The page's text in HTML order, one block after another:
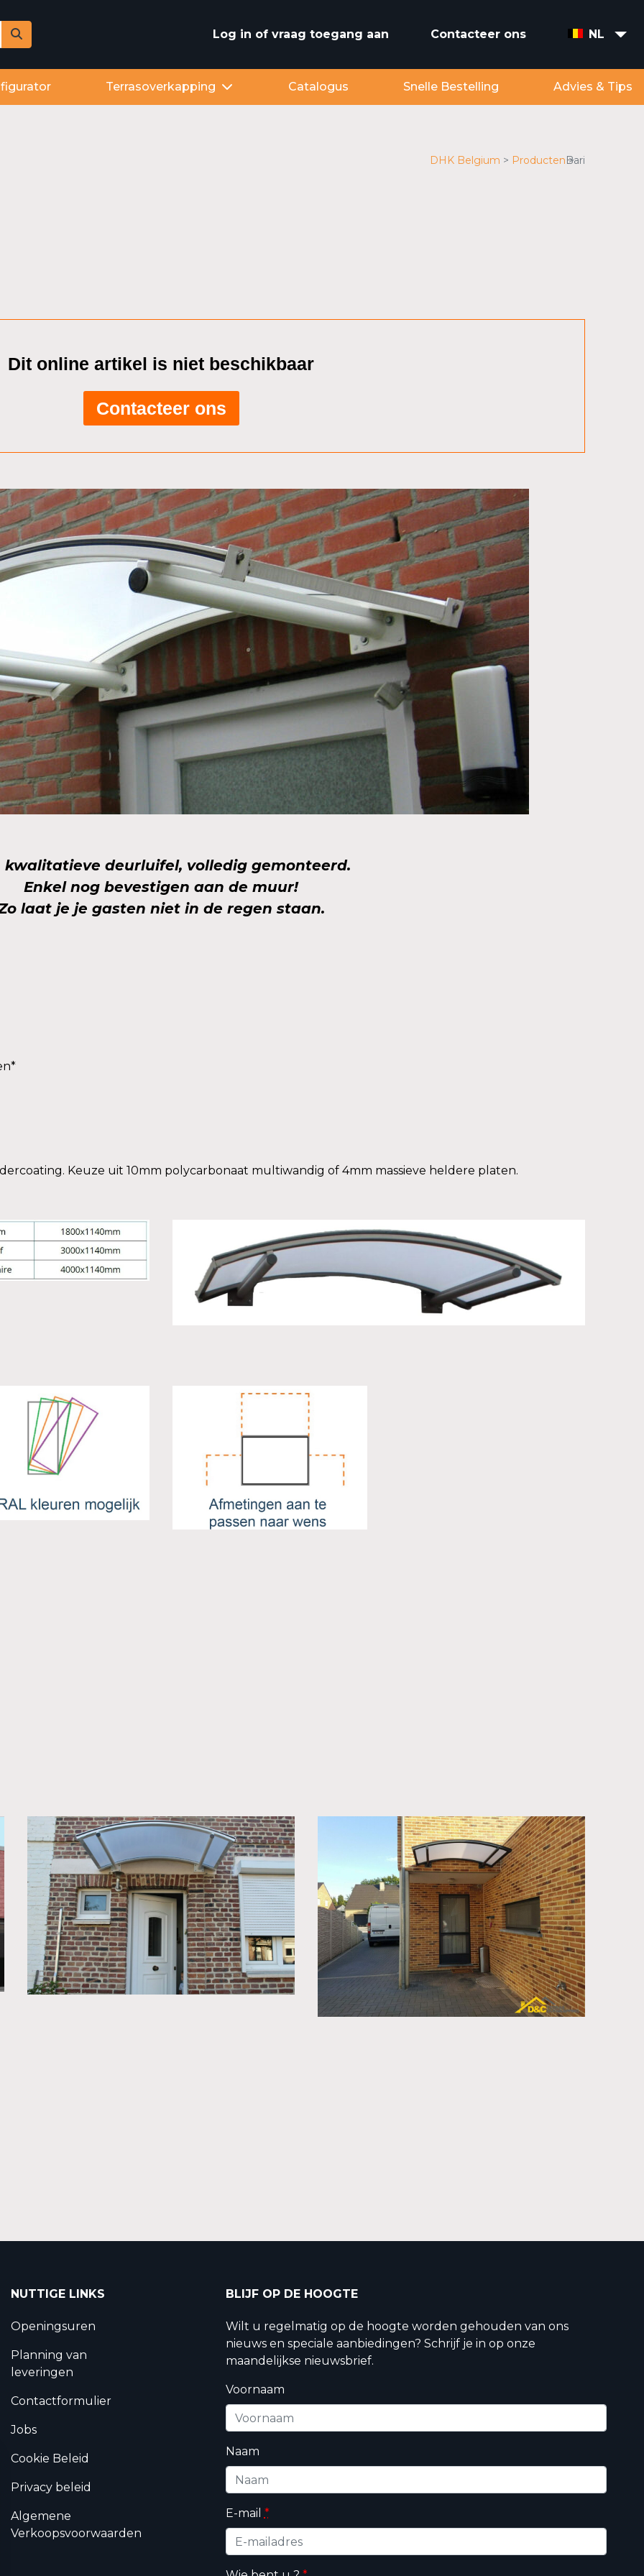
Log in of vraag toegang aan Contacteer ons NL
Terrasoverkapping Catalogus Snelle Bestelling Advies & Tips
DHK Belgium ProductenBari
Dit online artikel is niet beschikbaar
Contacteer ons
kwalitatieve deurluifel, volledig gemonteerd.
Enkel nog bevestigen aan de muur!
laat je je gasten niet in de regen staan.
Keuze uit 10mm polycarbonaat multiwandig of 4mm massieve heldere platen.
NUTTIGE LINKS
Openingsuren
Planning van
leveringen
Contactformulier
Jobs
Cookie Beleid
Privacy beleid
Algemene
Verkoopsvoorwaarden
BLIJF OP DE HOOGTE
Wilt u regelmatig op de hoogte worden gehouden van ons
nieuws en speciale aanbiedingen? Schrijf je in op onze
maandelijkse nieuwsbrief.
Voornaam
Naam
E-mail *